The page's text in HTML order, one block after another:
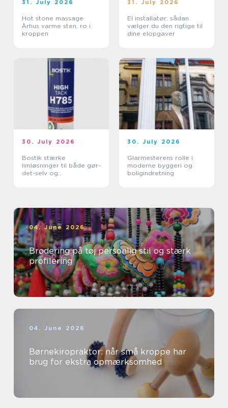
31. July 2026
Hot stone massage
Århus varme sten, ro i
kroppen
31. July 2026
El installatør: sådan
vælger du den rigtige til
dine elopgaver
30. July 2026
Bostik stærke
limløsninger til både gør-
det-selv og
30. July 2026
Glarmesterens rolle i
moderne byggeri og
boligindretning
04. June 2026
Brodering på tøj personlig stil og stærk
profilering
04. June 2026
Børnekiropraktor: når små kroppe har
brug for ekstra opmærksomhed